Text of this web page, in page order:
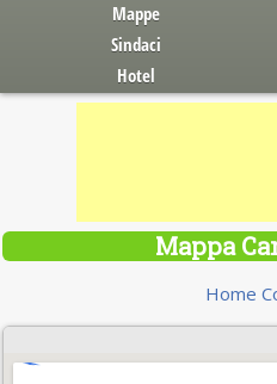
Mappe
Sindaci
Hotel
Mappa
Home